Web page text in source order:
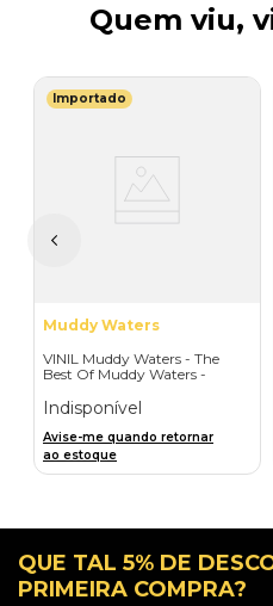
Quem viu,
Importado
Muddy Waters
VINIL Muddy Waters - The
Best Of Muddy Waters -
Indisponível
Avise-me quando retornar
ao estoque
QUE TAL 5% DE
PRIMEIRA COMPRA?